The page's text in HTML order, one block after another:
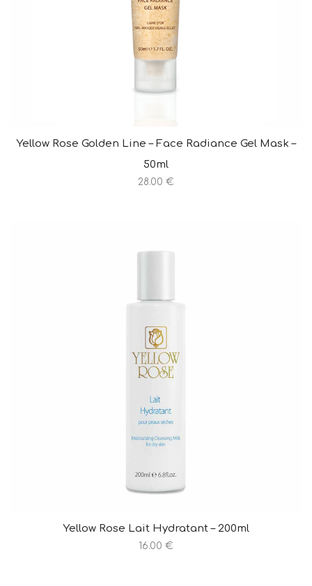
Yellow Rose Golden Line – Face Radiance Gel Mask –
50ml
28.00 €
Yellow Rose Lait Hydratant – 200ml
16.00 €